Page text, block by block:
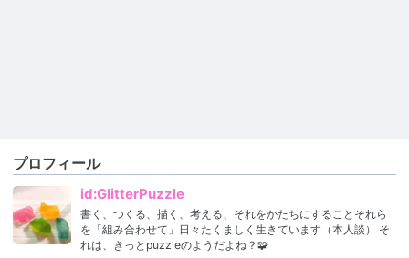
プロフィール
id:GlitterPuzzle
書く、つくる、描く、考える、それをかたちにすることそれら
を「組み合わせて」日々たくましく生きています（本人談） そ
れは、きっとpuzzleのようだよね？🧩